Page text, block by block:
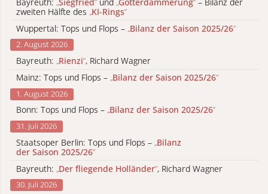
zweiten Hälfte des „KI-Rings“
Wuppertal: Tops und Flops – „Bilanz der Saison 2025/26“
2. August 2026
Bayreuth: „Rienzi“, Richard Wagner
Mainz: Tops und Flops – „Bilanz der Saison 2025/26“
1. August 2026
Bonn: Tops und Flops – „Bilanz der Saison 2025/26“
31. Juli 2026
Staatsoper Berlin: Tops und Flops – „Bilanz
der Saison 2025/26“
Bayreuth: „Der fliegende Holländer“, Richard Wagner
30. Juli 2026